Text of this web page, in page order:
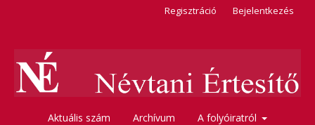
Aktuális szám Archívum A folyóiratról
Regisztráció Bejelentkezés